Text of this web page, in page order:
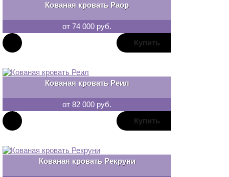
Кованая кровать Раор
от 74 000 руб.
Кованая кровать Реил
от 82 000 руб.
Кованая кровать Рекруни